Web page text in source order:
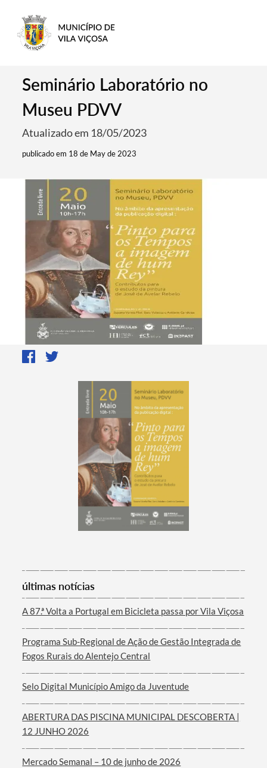
Termo de Pesquisa
Categorias gerais
Filtros
Seminário Laboratório no
Museu PDVV
Atualizado em 18/05/2023
publicado em 18 de May de 2023
últimas notícias
A 87.ª Volta a Portugal em Bicicleta passa por Vila Viçosa
Programa Sub-Regional de Ação de Gestão Integrada de
Fogos Rurais do Alentejo Central
Selo Digital Município Amigo da Juventude
ABERTURA DAS PISCINA MUNICIPAL DESCOBERTA |
12 JUNHO 2026
Mercado Semanal – 10 de junho de 2026